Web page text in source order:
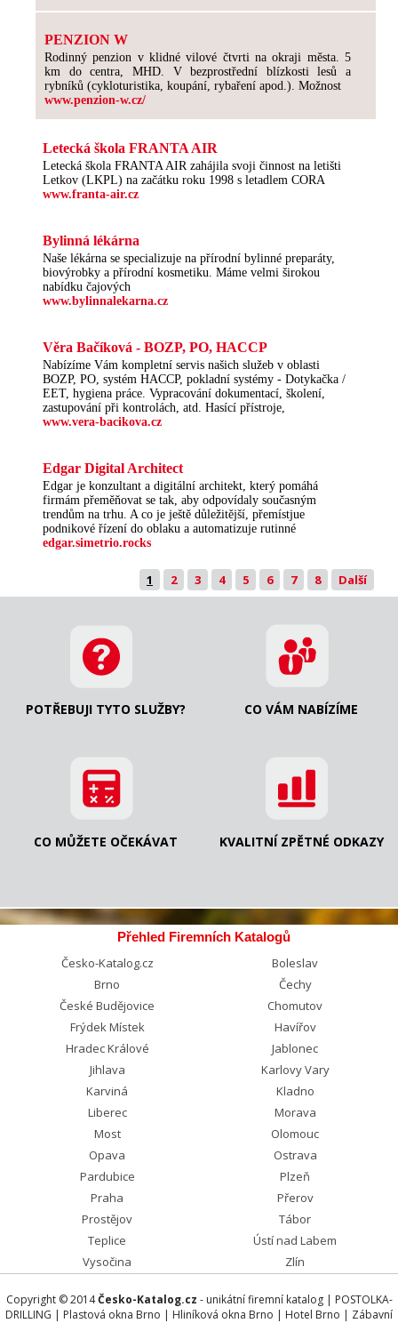
PENZION W
Rodinný penzion v klidné vilové čtvrti na okraji města. 5
km do centra, MHD. V bezprostřední blízkosti lesů a
rybníků (cykloturistika, koupání, rybaření apod.). Možnost
www.penzion-w.cz/
Letecká škola FRANTA AIR
Letecká škola FRANTA AIR zahájila svoji činnost na letišti
Letkov (LKPL) na začátku roku 1998 s letadlem CORA
www.franta-air.cz
Bylinná lékárna
Naše lékárna se specializuje na přírodní bylinné preparáty,
biovýrobky a přírodní kosmetiku. Máme velmi širokou
nabídku čajových
www.bylinnalekarna.cz
Věra Bačíková - BOZP, PO, HACCP
Nabízíme Vám kompletní servis našich služeb v oblasti
BOZP, PO, systém HACCP, pokladní systémy - Dotykačka /
EET, hygiena práce. Vypracování dokumentací, školení,
zastupování při kontrolách, atd. Hasící přístroje,
www.vera-bacikova.cz
Edgar Digital Architect
Edgar je konzultant a digitální architekt, který pomáhá
firmám přeměňovat se tak, aby odpovídaly současným
trendům na trhu. A co je ještě důležitější, přemístjue
podnikové řízení do oblaku a automatizuje rutinné
edgar.simetrio.rocks
1 2 3 4 5 6 7 8 Další
POTŘEBUJI TYTO SLUŽBY? CO VÁM NABÍZÍME
CO MŮŽETE OČEKÁVAT KVALITNÍ ZPĚTNÉ ODKAZY
Přehled Firemních Katalogů
Česko-Katalog.cz
Boleslav
Brno
Čechy
České Budějovice
Chomutov
Frýdek Místek
Havířov
Hradec Králové
Jablonec
Jihlava
Karlovy Vary
Karviná
Kladno
Liberec
Morava
Most
Olomouc
Opava
Ostrava
Pardubice
Plzeň
Praha
Přerov
Prostějov
Tábor
Teplice
Ústí nad Labem
Vysočina
Zlín
Copyright © 2014Česko-Katalog.cz - unikátní firemní katalog | POSTOLKA-
DRILLING | Plastová okna Brno | Hliníková okna Brno | Hotel Brno | Zábavní